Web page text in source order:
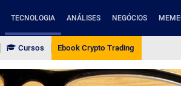
TECNOLOGIA ANÁLISES NEGÓCIOS
Cursos Ebook Crypto Trading